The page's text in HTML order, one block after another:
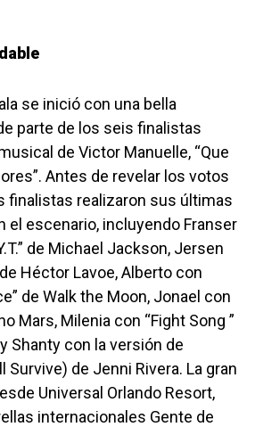
se inició con una bella
parte de los seis finalistas
de Victor Manuelle, “Que
Antes de revelar los votos
finalistas realizaron sus últimas
el escenario, incluyendo Franser
de Michael Jackson, Jersen
Héctor Lavoe, Alberto con
de Walk the Moon, Jonael con
Mars, Milenia con “Fight Song ”
Shanty con la versión de
Survive) de Jenni Rivera. La gran
Universal Orlando Resort,
internacionales Gente de